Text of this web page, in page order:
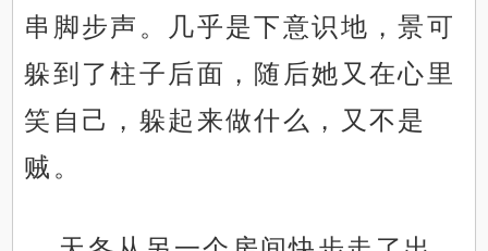
串脚步声。几乎是下意识地，景可
躲到了柱子后面，随后她又在心里
笑自己，躲起来做什么，又不是
贼。